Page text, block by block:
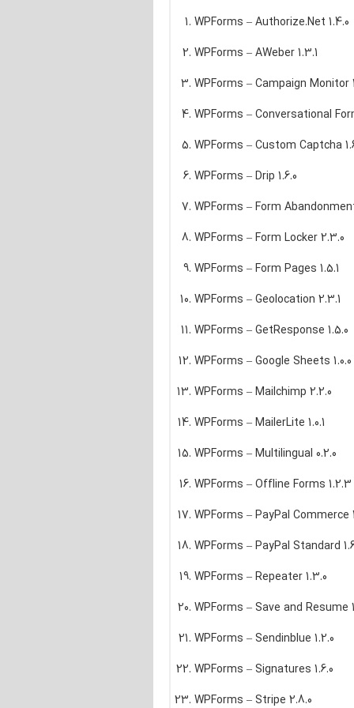
WPForms – Authorize.Net 1.4.0
WPForms – AWeber 1.3.1
WPForms – Campaign Monitor
WPForms – Conversational
WPForms – Custom Captcha
WPForms – Drip 1.6.0
WPForms – Form
WPForms – Form Locker 2.3.0
WPForms – Form Pages 1.5.1
WPForms – Geolocation 2.3.1
WPForms – GetResponse 1.5.0
WPForms – Google Sheets 1.0.0
WPForms – Mailchimp 2.2.0
WPForms – MailerLite 1.0.1
WPForms – Multilingual 0.2.0
WPForms – Offline Forms 1.2.3
WPForms – PayPal Commerce
WPForms – PayPal Standard
WPForms – Repeater 1.3.0
WPForms – Save and Resume
WPForms – Sendinblue 1.2.0
WPForms – Signatures 1.6.0
WPForms – Stripe 2.8.0